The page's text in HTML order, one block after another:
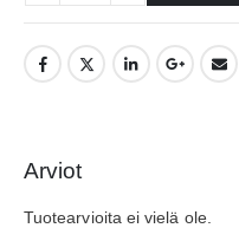
Arviot
Tuotearvioita ei vielä ole.